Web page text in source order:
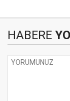
HABERE